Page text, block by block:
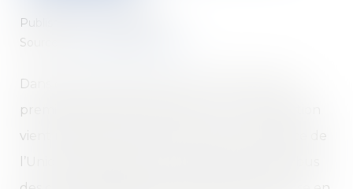
Published on :
Source :
Dans deux arrêts rendus le 22 mars 2023, la
première chambre civile de la Cour de cassation
vient rappeler la position de la Cour de justice de